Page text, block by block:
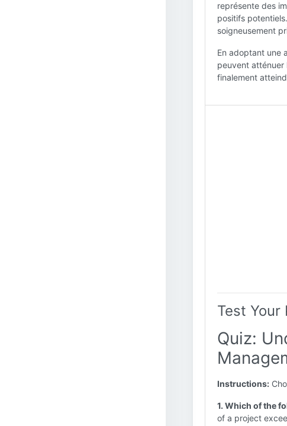
représente des
positifs
soigneusement
En adoptant une
peuvent atténuer
finalement
Test Your
Quiz:
Instructions:
1. Which of the
of a project